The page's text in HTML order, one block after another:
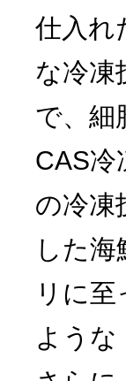
仕入れ
な冷凍
で、細
CAS冷
の冷凍
した
リに
よう